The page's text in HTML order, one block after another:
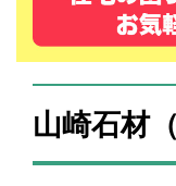
山崎石材